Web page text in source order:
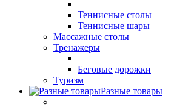
Теннисные столы
Теннисные шары
Массажные столы
Тренажеры
Беговые дорожки
Туризм
Разные товары